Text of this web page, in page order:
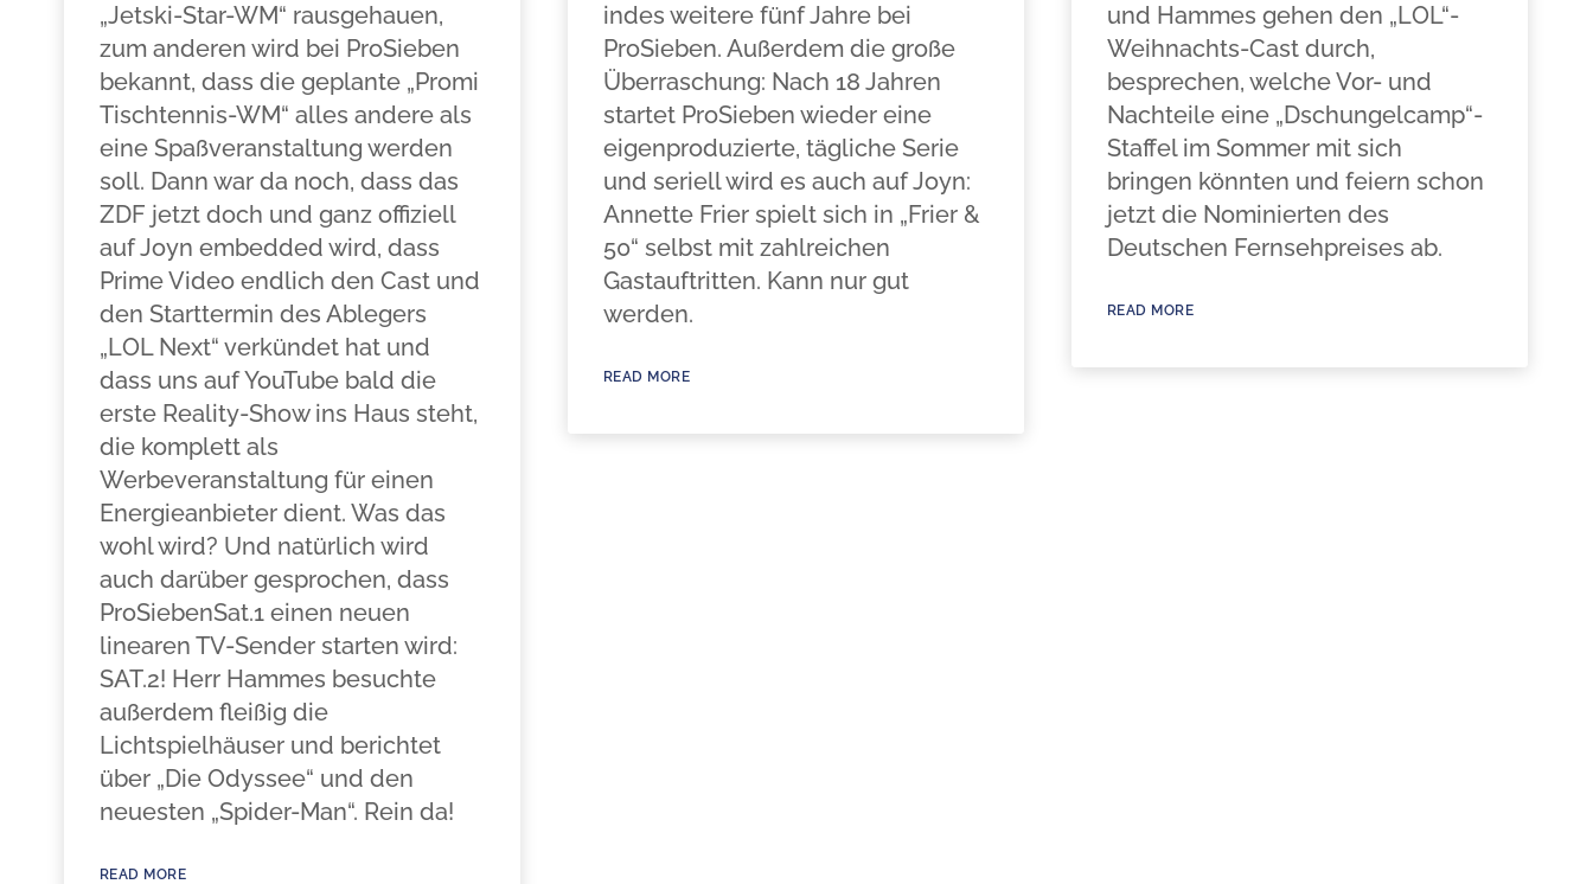
„Jetski-Star-WM“ rausgehauen,
zum anderen wird bei ProSieben
bekannt, dass die geplante „Promi
Tischtennis-WM“ alles andere als
eine Spaßveranstaltung werden
soll. Dann war da noch, dass das
ZDF jetzt doch und ganz offiziell
auf Joyn embedded wird, dass
Prime Video endlich den Cast und
den Starttermin des Ablegers
„LOL Next“ verkündet hat und
dass uns auf YouTube bald die
erste Reality-Show ins Haus steht,
die komplett als
Werbeveranstaltung für einen
Energieanbieter dient. Was das
wohl wird? Und natürlich wird
auch darüber gesprochen, dass
ProSiebenSat.1 einen neuen
linearen TV-Sender starten wird:
SAT.2! Herr Hammes besuchte
außerdem fleißig die
Lichtspielhäuser und berichtet
über „Die Odyssee“ und den
neuesten „Spider-Man“. Rein da!
READ MORE
indes weitere fünf Jahre bei
ProSieben. Außerdem die große
Überraschung: Nach 18 Jahren
startet ProSieben wieder eine
eigenproduzierte, tägliche Serie
und seriell wird es auch auf Joyn:
Annette Frier spielt sich in „Frier &
50“ selbst mit zahlreichen
Gastauftritten. Kann nur gut
werden.
READ MORE
und Hammes gehen den „LOL“-
Weihnachts-Cast durch,
besprechen, welche Vor- und
Nachteile eine „Dschungelcamp“-
Staffel im Sommer mit sich
bringen könnten und feiern schon
jetzt die Nominierten des
Deutschen Fernsehpreises ab.
READ MORE